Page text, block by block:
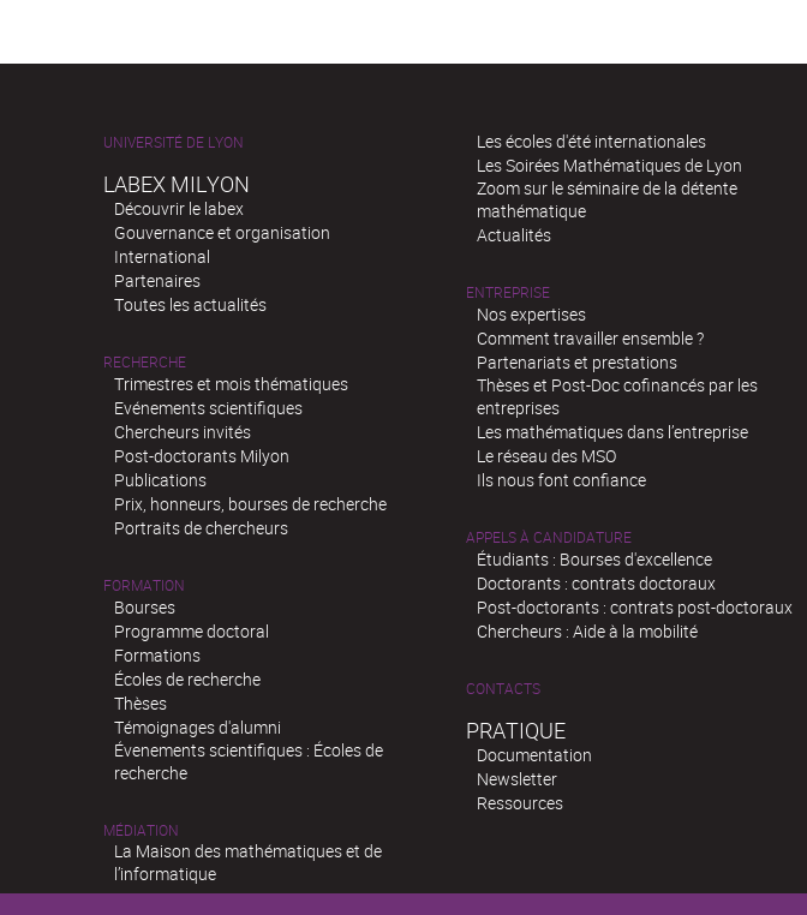
UNIVERSITÉ DE LYON
LABEX MILYON
Découvrir le labex
Gouvernance et organisation
International
Partenaires
Toutes les actualités
RECHERCHE
Trimestres et mois thématiques
Evénements scientifiques
Chercheurs invités
Post-doctorants Milyon
Publications
Prix, honneurs, bourses de recherche
Portraits de chercheurs
FORMATION
Bourses
Programme doctoral
Formations
Écoles de recherche
Thèses
Témoignages d'alumni
Évenements scientifiques : Écoles de
recherche
MÉDIATION
La Maison des mathématiques et de
l’informatique
Les écoles d'été internationales
Les Soirées Mathématiques de Lyon
Zoom sur le séminaire de la détente
mathématique
Actualités
ENTREPRISE
Nos expertises
Comment travailler ensemble ?
Partenariats et prestations
Thèses et Post-Doc cofinancés par les
entreprises
Les mathématiques dans l’entreprise
Le réseau des MSO
Ils nous font confiance
APPELS À CANDIDATURE
Étudiants : Bourses d'excellence
Doctorants : contrats doctoraux
Post-doctorants : contrats post-doctoraux
Chercheurs : Aide à la mobilité
CONTACTS
PRATIQUE
Documentation
Newsletter
Ressources